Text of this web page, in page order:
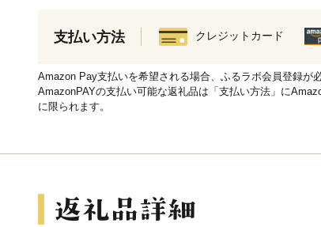
支払い方法 クレジットカード
Amazon Pay支払いを希望される場合、ふるラボ会員登録が
AmazonPAYの支払い可能な返礼品は「支払い方法」に
に限られます。